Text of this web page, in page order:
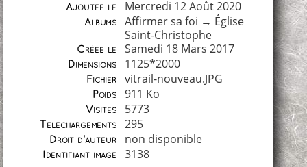
Ajoutée le Mercredi 12 Août 2020
Albums Affirmer sa foi → Église
Saint-Christophe
Créée le Samedi 18 Mars 2017
Dimensions 1125*2000
Fichier vitrail-nouveau.JPG
Poids 911 Ko
Visites 5773
Téléchargements 295
Droit d'auteur non disponible
Identifiant image 3138